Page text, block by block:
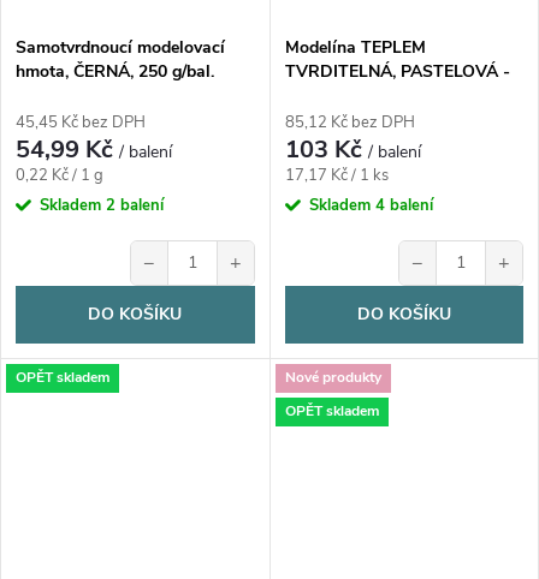
Samotvrdnoucí modelovací
hmota, ČERNÁ, 250 g/bal.
45,45 Kč bez DPH
54,99 Kč/ balení
Měrná
cena:
0,22 Kč / 1 g
Skladem 2 balení
− +
DO KOŠÍKU
Modelína TEPLEM
TVRDITELNÁ, PASTELOVÁ -
bal.
85,12 Kč bez DPH
103 Kč/ balení
Měrná
cena:
17,17 Kč / 1 ks
Skladem 4 balení
− +
DO KOŠÍKU
OPĚT skladem
Nové produkty
OPĚT skladem